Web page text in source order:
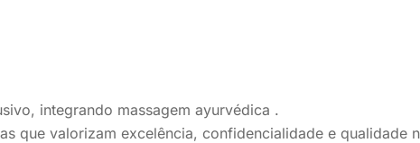
integrando massagem ayurvédica .
que valorizam excelência, confidencialidade e qualidade